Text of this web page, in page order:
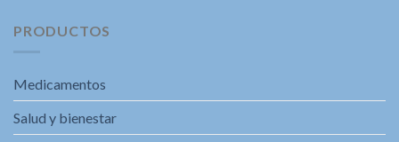
PRODUCTOS
Medicamentos
Salud y bienestar